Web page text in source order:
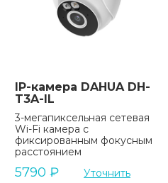
IP-камера DAHUA DH-
T3A-IL
3-мегапиксельная сетевая
Wi-Fi камера с
фиксированным фокусным
расстоянием
5790 ₽ Уточнить